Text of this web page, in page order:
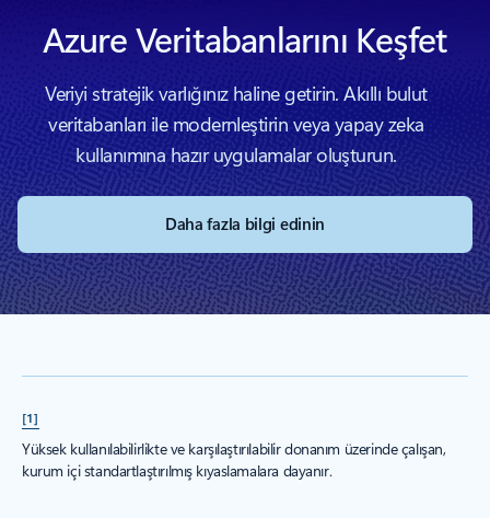
Azure Veritabanlarını Keşfet
Veriyi stratejik varlığınız haline getirin. Akıllı bulut
veritabanları ile modernleştirin veya yapay zeka
kullanımına hazır uygulamalar oluşturun.
Daha fazla bilgi edinin
[1]
Yüksek kullanılabilirlikte ve karşılaştırılabilir donanım üzerinde çalışan,
kurum içi standartlaştırılmış kıyaslamalara dayanır.